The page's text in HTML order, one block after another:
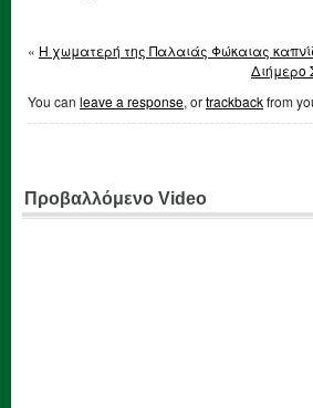
« Η χωματερή της Παλαιάς Φώκαιας
Διήμερο
You can leave a response, ortrackbackfrom
Προβαλλόμενο Video